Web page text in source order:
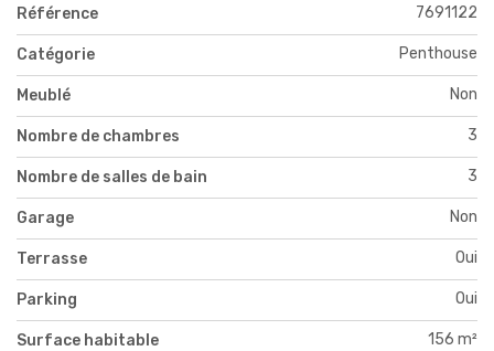
Référence 7691122
Catégorie Penthouse
Meublé Non
Nombre de chambres 3
Nombre de salles de bain 3
Garage Non
Terrasse Oui
Parking Oui
Surface habitable 156 m²